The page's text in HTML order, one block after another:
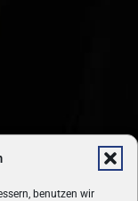
benutzen wir